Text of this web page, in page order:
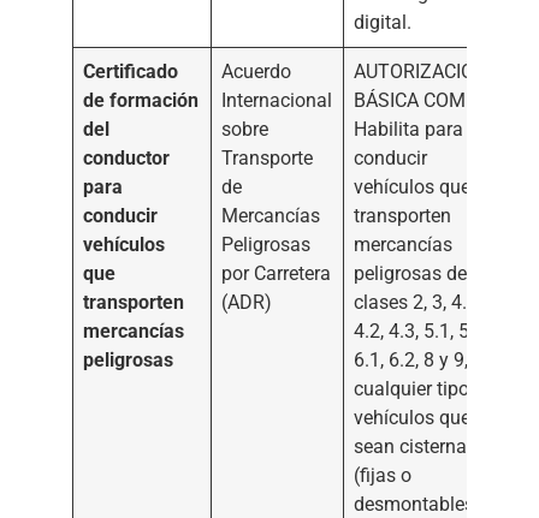
digital.
Certificado
de formación
del
conductor
para
conducir
vehículos
que
transporten
mercancías
peligrosas
Acuerdo
Internacional
sobre
Transporte
de
Mercancías
Peligrosas
por Carretera
(ADR)
AUTORIZACIÓN
BÁSICA COMÚN.
Habilita para
conducir
vehículos que
transporten
mercancías
peligrosas de las
clases 2, 3, 4.1,
4.2, 4.3, 5.1, 5.2,
6.1, 6.2, 8 y 9, en
cualquier tipo de
vehículos que no
sean cisternas
(fijas o
desmontables),